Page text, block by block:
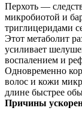
Перхоть —
микробиотой и
триглицеридами
Этот метаболит
усиливает
воспалением и
Одновременно
волос и кожи
длине быстрее
Причины